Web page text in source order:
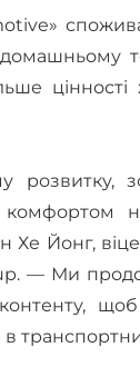
розвитку,
Хе Йонг,
— Ми